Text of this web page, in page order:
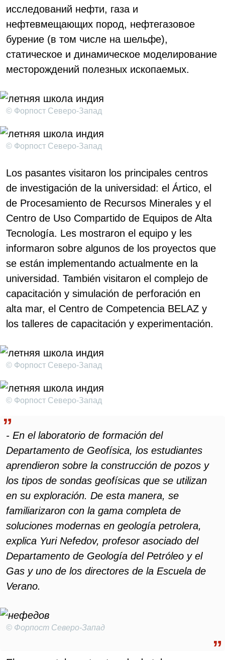
исследований нефти, газа и
нефтевмещающих пород, нефтегазовое
бурение (в том числе на шельфе),
статическое и динамическое моделирование
месторождений полезных ископаемых.
© Форпост Северо-Запад
© Форпост Северо-Запад
Los pasantes visitaron los principales centros
de investigación de la universidad: el Ártico, el
de Procesamiento de Recursos Minerales y el
Centro de Uso Compartido de Equipos de Alta
Tecnología. Les mostraron el equipo y les
informaron sobre algunos de los proyectos que
se están implementando actualmente en la
universidad. También visitaron el complejo de
capacitación y simulación de perforación en
alta mar, el Centro de Competencia BELAZ y
los talleres de capacitación y experimentación.
© Форпост Северо-Запад
© Форпост Северо-Запад
- En el laboratorio de formación del
Departamento de Geofísica, los estudiantes
aprendieron sobre la construcción de pozos y
los tipos de sondas geofísicas que se utilizan
en su exploración. De esta manera, se
familiarizaron con la gama completa de
soluciones modernas en geología petrolera,
explica Yuri Nefedov, profesor asociado del
Departamento de Geología del Petróleo y el
Gas y uno de los directores de la Escuela de
Verano.
© Форпост Северо-Запад